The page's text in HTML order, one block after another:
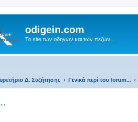
odigein.com
Το site των οδηγών και των πεζών...
Δ. Συζήτησης Γενικά περί του forum...